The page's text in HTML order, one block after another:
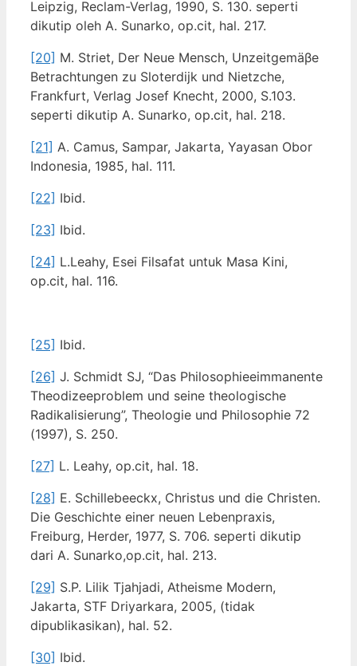
Leipzig, Reclam-Verlag, 1990, S. 130. seperti
dikutip oleh A. Sunarko, op.cit, hal. 217.
[20] M. Striet, Der Neue Mensch, Unzeitgemäβe
Betrachtungen zu Sloterdijk und Nietzche,
Frankfurt, Verlag Josef Knecht, 2000, S.103.
seperti dikutip A. Sunarko, op.cit, hal. 218.
[21] A. Camus, Sampar, Jakarta, Yayasan Obor
Indonesia, 1985, hal. 111.
[22] Ibid.
[23] Ibid.
[24] L.Leahy, Esei Filsafat untuk Masa Kini,
op.cit, hal. 116.
[25] Ibid.
[26] J. Schmidt SJ, “Das Philosophieeimmanente
Theodizeeproblem und seine theologische
Radikalisierung”, Theologie und Philosophie 72
(1997), S. 250.
[27] L. Leahy, op.cit, hal. 18.
[28] E. Schillebeeckx, Christus und die Christen.
Die Geschichte einer neuen Lebenpraxis,
Freiburg, Herder, 1977, S. 706. seperti dikutip
dari A. Sunarko,op.cit, hal. 213.
[29] S.P. Lilik Tjahjadi, Atheisme Modern,
Jakarta, STF Driyarkara, 2005, (tidak
dipublikasikan), hal. 52.
[30] Ibid.